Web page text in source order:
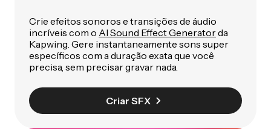
Crie efeitos sonoros e transições de áudio
incríveis com o AI Sound Effect Generatorda
Kapwing. Gere instantaneamente sons super
específicos com a duração exata que você
precisa, sem precisar gravar nada.
Criar SFX